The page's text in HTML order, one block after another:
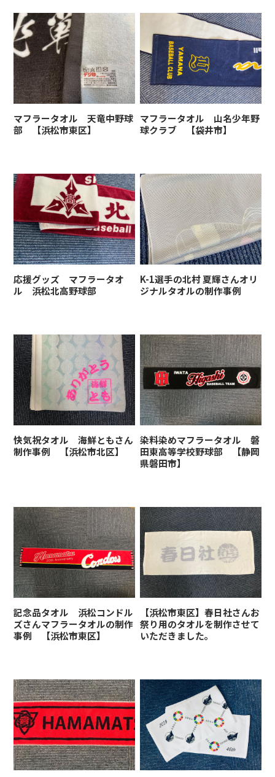
マフラータオル 天竜中野球
部 【浜松市東区】
マフラータオル 山名少年野
球クラブ 【袋井市】
応援グッズ マフラータオ
ル 浜松北高野球部
K-1選手の北村 夏輝さんオリ
ジナルタオルの制作事例
快気祝タオル 海鮮ともさん
制作事例 【浜松市北区】
染料染めマフラータオル 磐
田東高等学校野球部 【静岡
県磐田市】
記念品タオル 浜松コンドル
ズさんマフラータオルの制作
事例 【浜松市東区】
【浜松市東区】春日社さんお
祭り用のタオルを制作させて
いただきました。